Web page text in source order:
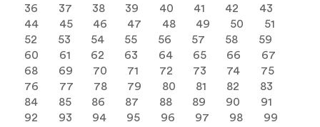
36
37 38 39 40 41 42
43
44
45 46 47 48 49 50
51
52
53 54 55 56 57 58
59
60
61 62 63 64 65 66
67
68
69 70 71 72 73 74
75
76
77 78 79 80 81 82
83
84
85 86 87 88 89 90
91
92
93 94 95 96 97 98
99